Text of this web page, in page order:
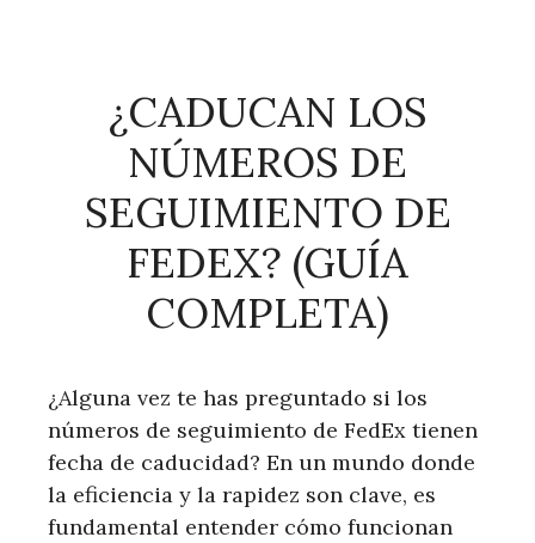
¿CADUCAN LOS
NÚMEROS DE
SEGUIMIENTO DE
FEDEX? (GUÍA
COMPLETA)
¿Alguna vez te has preguntado si los
números de seguimiento de FedEx tienen
fecha de caducidad? En un mundo donde
la eficiencia y la rapidez son clave, es
fundamental entender cómo funcionan